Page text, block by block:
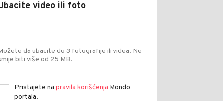
video ili foto
da ubacite do 3 fotografije ili videa. Ne
biti više od 25 MB.
Pristajete na pravila korišćenja Mondo
portala.